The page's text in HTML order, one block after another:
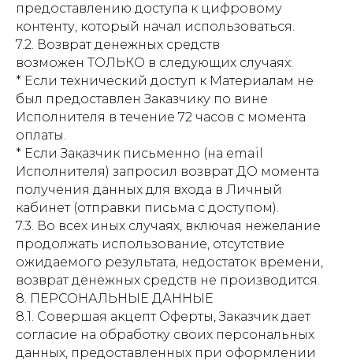
предоставлению доступа к цифровому
контенту, который начал использоваться.
7.2. Возврат денежных средств
возможен ТОЛЬКО в следующих случаях:
* Если технический доступ к Материалам не
был предоставлен Заказчику по вине
Исполнителя в течение 72 часов с момента
оплаты.
* Если Заказчик письменно (на email
Исполнителя) запросил возврат ДО момента
получения данных для входа в Личный
кабинет (отправки письма с доступом).
7.3. Во всех иных случаях, включая нежелание
продолжать использование, отсутствие
ожидаемого результата, недостаток времени,
возврат денежных средств не производится.
8. ПЕРСОНАЛЬНЫЕ ДАННЫЕ
8.1. Совершая акцепт Оферты, Заказчик дает
согласие на обработку своих персональных
данных, предоставленных при оформлении